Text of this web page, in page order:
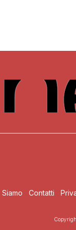
Siamo Contatti